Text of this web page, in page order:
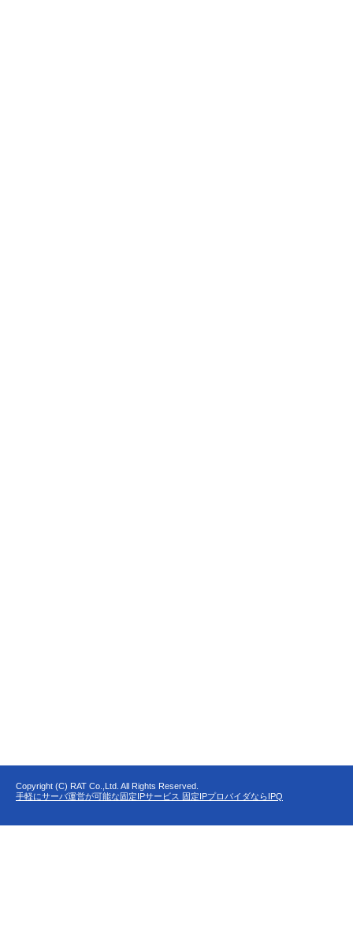
Copyright (C) RAT Co.,Ltd. All Rights Reserved.
手軽にサーバ運営が可能な固定IPサービス 固定IPプロバイダならIPQ